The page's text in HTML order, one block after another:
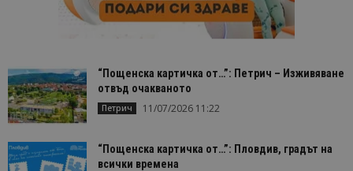
“Пощенска картичка от…”: Петрич – Изживяване
отвъд очакваното
Петрич 11/07/2026 11:22
“Пощенска картичка от…”: Пловдив, градът на
всички времена